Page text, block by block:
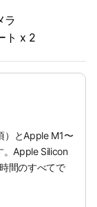
ラ
ト x 2
）とApple M1〜
。Apple Silicon
間のすべてで